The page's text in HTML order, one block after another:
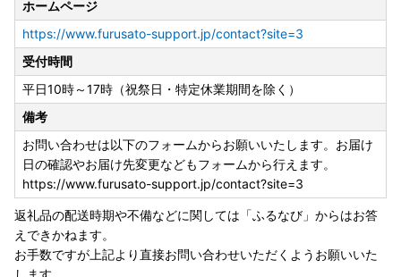
【ワンストップ特例申請書ダウンロードURL】
https://www.soumu.go.jp/main_content/000397109.pdf
上記URLに、添付書類についてご紹介しておりますのでご確
認ください。
(外部サイトへ遷移します。個人情報の保護は遷移先サイト
の方針に従います。)
【ワンストップ特例申請書提出先】
〒541-8790
大阪府大阪市中央区南本町１の６の２０ コーユービジネス
内 44341
大分県日出町 ふるさと納税 ワンストップ特例申請書類受
付係
ホームページ
https://www.furusato-support.jp/contact?site=3
受付時間
平日10時～17時（祝祭日・特定休業期間を除く）
備考
お問い合わせは以下のフォームからお願いいたします。お届け
日の確認やお届け先変更などもフォームから行えます。
https://www.furusato-support.jp/contact?site=3
返礼品の配送時期や不備などに関しては「ふるなび」からはお答
えできかねます。
お手数ですが上記より直接お問い合わせいただくようお願いいた